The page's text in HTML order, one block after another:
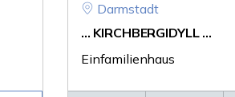
Darmstadt
... KIRCHBERGIDYLL ...
Einfamilienhaus